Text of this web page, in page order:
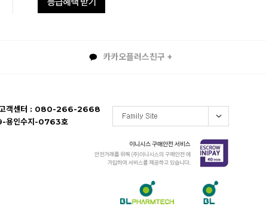
카카오플러스친구 +
/ 고객센터 : 080-266-2668
용인수지-0763호